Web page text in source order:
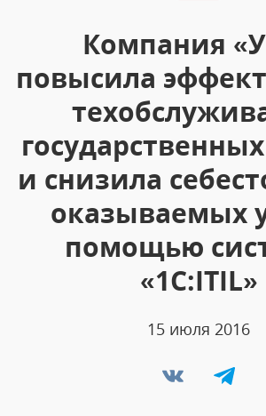
Компания
повысила
и снизила
оказываемых
помощью
«1С:ITIL»
15 июля 2016